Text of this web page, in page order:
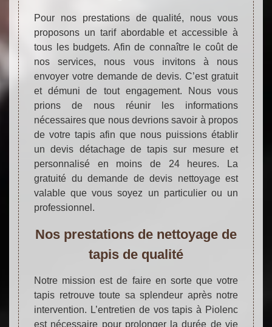
Pour nos prestations de qualité, nous vous
proposons un tarif abordable et accessible à
tous les budgets. Afin de connaître le coût de
nos services, nous vous invitons à nous
envoyer votre demande de devis. C’est gratuit
et démuni de tout engagement. Nous vous
prions de nous réunir les informations
nécessaires que nous devrions savoir à propos
de votre tapis afin que nous puissions établir
un devis détachage de tapis sur mesure et
personnalisé en moins de 24 heures. La
gratuité du demande de devis nettoyage est
valable que vous soyez un particulier ou un
professionnel.
Nos prestations de nettoyage de
tapis de qualité
Notre mission est de faire en sorte que votre
tapis retrouve toute sa splendeur après notre
intervention. L’entretien de vos tapis à Piolenc
est nécessaire pour prolonger la durée de vie